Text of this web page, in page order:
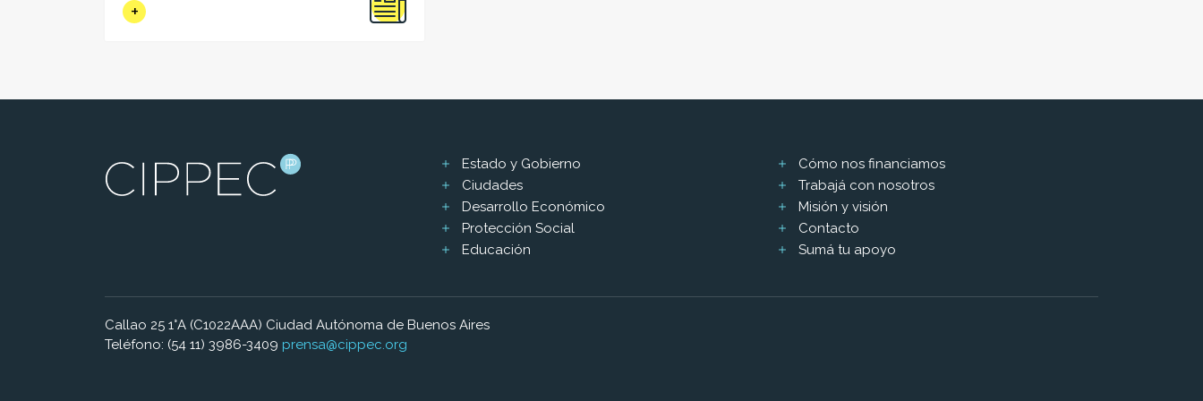
Estado y Gobierno
Ciudades
Desarrollo Económico
Protección Social
Educación
Cómo nos financiamos
Trabajá con nosotros
Misión y visión
Contacto
Sumá tu apoyo
Callao 25 1°A (C1022AAA) Ciudad Autónoma de Buenos Aires
Teléfono: (54 11) 3986-3409 prensa@cippec.org